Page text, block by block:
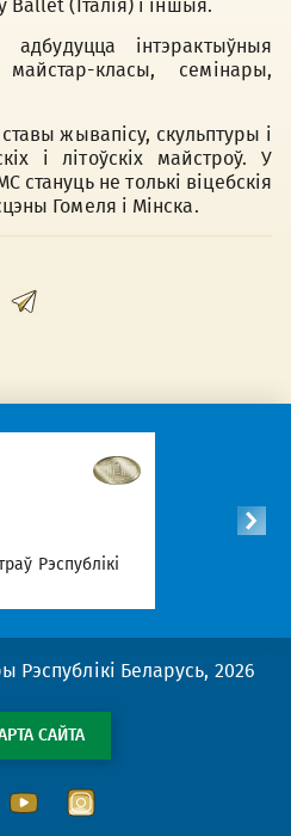
(Італія) і іншыя.
інтэрактыўныя
класы, семінары,
жывапісу, скульптуры і
і літоўскіх майстроў. У
стануць не толькі віцебскія
Гомеля і Мінска.
Рэспублікі
Рэспублікі Беларусь, 2026
САЙТА